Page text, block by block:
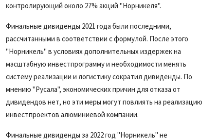
контролирующий около 27% акций "Норникеля".
Финальные дивиденды 2021 года были последними,
рассчитанными в соответствии с формулой. После этого
"Норникель" в условиях дополнительных издержек на
масштабную инвестпрограмму и необходимости менять
систему реализации и логистику сократил дивиденды. По
мнению "Русала", экономических причин для отказа от
дивидендов нет, но эти меры могут повлиять на реализацию
инвестпроектов алюминиевой компании.
Финальные дивиденды за 2022 год "Норникель" не